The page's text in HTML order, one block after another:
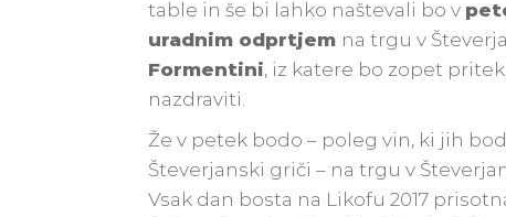
table in še bi lahko naštevali bo v
uradnim odprtjem na trgu v
Formentini, iz katere bo zopet
nazdraviti.
Že v petek bodo – poleg vin, ki jih
Števerjanski griči – na trgu v
Vsak dan bosta na Likofu 2017